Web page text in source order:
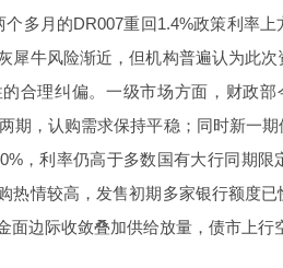
多月的DR007重回1.4%政策利率
犀牛风险渐近，但机构普遍认为此
合理纠偏。一级市场方面，财政
期，认购需求保持平稳；同时新一
，利率仍高于多数国有大行同期
热情较高，发售初期多家银行额度
面边际收敛叠加供给放量，债市上行